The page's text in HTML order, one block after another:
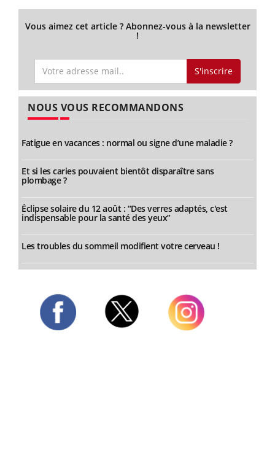
Vous aimez cet article ? Abonnez-vous à la newsletter
!
S'inscrire
NOUS VOUS RECOMMANDONS
Fatigue en vacances : normal ou signe d’une maladie ?
Et si les caries pouvaient bientôt disparaître sans
plombage ?
Éclipse solaire du 12 août : “Des verres adaptés, c'est
indispensable pour la santé des yeux”
Les troubles du sommeil modifient votre cerveau !